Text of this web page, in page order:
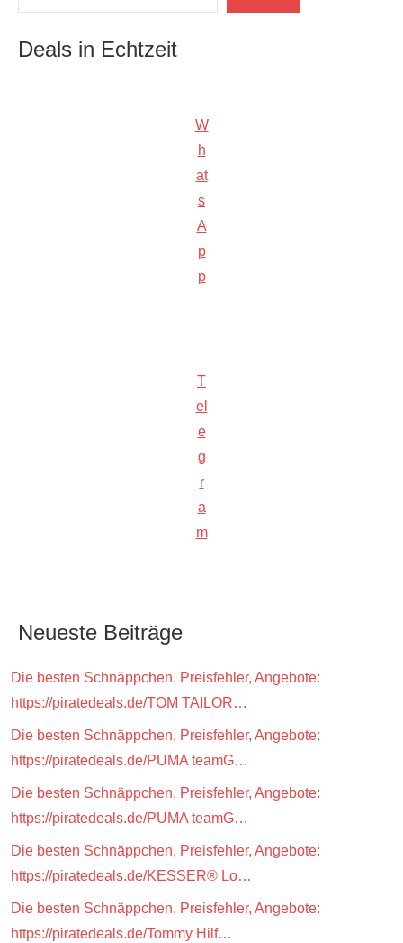
Deals in Echtzeit
W
h
at
s
A
p
p
T
el
e
g
r
a
m
Neueste Beiträge
Die besten Schnäppchen, Preisfehler, Angebote:
https://piratedeals.de/TOM TAILOR…
Die besten Schnäppchen, Preisfehler, Angebote:
https://piratedeals.de/PUMA teamG…
Die besten Schnäppchen, Preisfehler, Angebote:
https://piratedeals.de/PUMA teamG…
Die besten Schnäppchen, Preisfehler, Angebote:
https://piratedeals.de/KESSER® Lo…
Die besten Schnäppchen, Preisfehler, Angebote:
https://piratedeals.de/Tommy Hilf…